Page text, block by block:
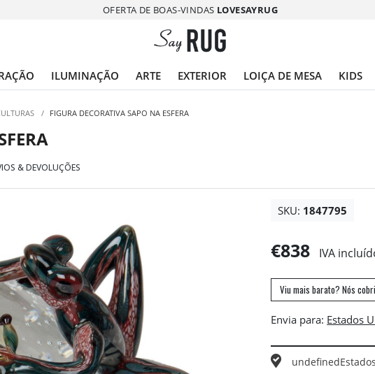
OFERTA DE BOAS-VINDAS LOVESAYRUG
ILUMINAÇÃO ARTE EXTERIOR LOIÇA DE MESA KIDS
/ FIGURA DECORATIVA SAPO NA ESFERA
& DEVOLUÇÕES
SKU: 1847795
€838 IVA
Viu mais barato? Nós
Envia para:
undefined